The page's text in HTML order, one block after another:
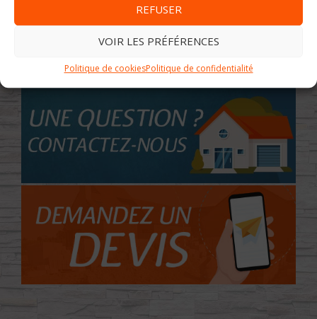
REFUSER
VOIR LES PRÉFÉRENCES
Politique de cookiesPolitique de confidentialité